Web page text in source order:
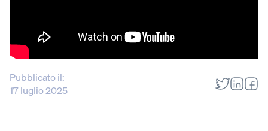
Pubblicato il:
17 luglio 2025